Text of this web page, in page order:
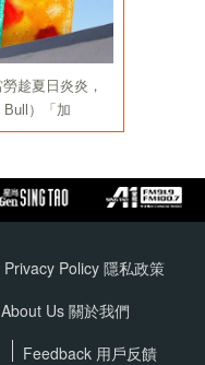
Privacy Policy 隱私政策
About Us 關於我們
Feedback 用戶反饋